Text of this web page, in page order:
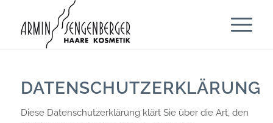
DATENSCHUTZERKLÄRUNG
Diese Datenschutzerklärung klärt Sie über die Art, den